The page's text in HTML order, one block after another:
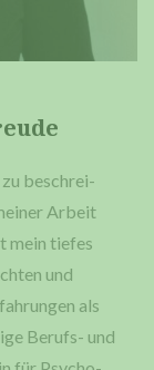
zu beschrei­
Arbeit
mein tie­fes
und
als
Berufs- und